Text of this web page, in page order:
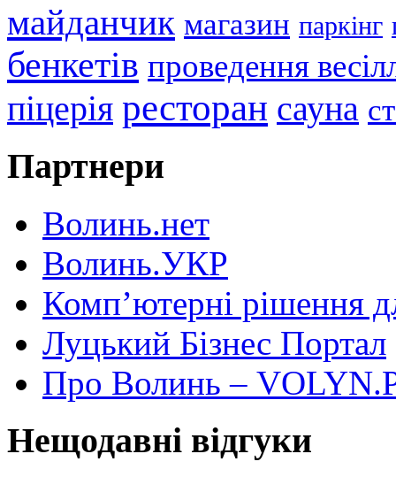
майданчик магазин паркінг
бенкетів проведення
піцерія ресторан сауна
Партнери
Волинь.нет
Волинь.УКР
Комп’ютерні рішення
Луцький Бізнес Портал
Про Волинь –
Нещодавні відгуки